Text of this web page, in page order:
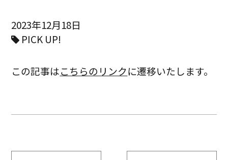
2023年12月18日
PICK UP!
この記事はこちらのリンクに遷移いたします。